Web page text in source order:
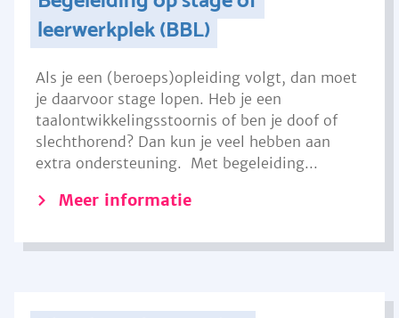
leerwerkplek (BBL)
Als je een (beroeps)opleiding volgt, dan moet
je daarvoor stage lopen. Heb je een
taalontwikkelingsstoornis of ben je doof of
slechthorend? Dan kun je veel hebben aan
extra ondersteuning. Met begeleiding...
Meer informatie